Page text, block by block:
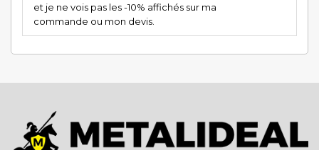
et je ne vois pas les -10% affichés sur ma
commande ou mon devis.